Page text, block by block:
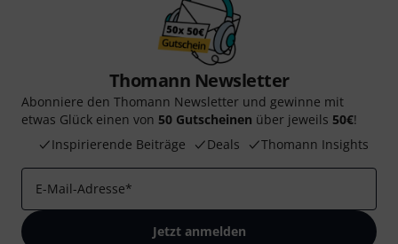
Thomann Newsletter
Abonniere den Thomann Newsletter und gewinne mit
etwas Glück einen von 50 Gutscheinen über jeweils 50€!
Inspirierende Beiträge
Deals Thomann Insights
E-Mail-Adresse*
Jetzt anmelden